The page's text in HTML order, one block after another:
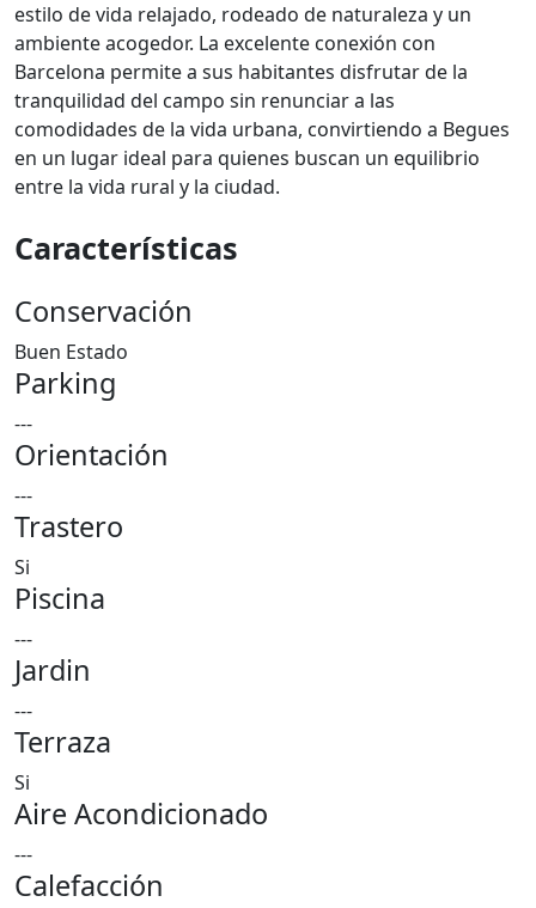
estilo de vida relajado, rodeado de naturaleza y un
ambiente acogedor. La excelente conexión con
Barcelona permite a sus habitantes disfrutar de la
tranquilidad del campo sin renunciar a las
comodidades de la vida urbana, convirtiendo a Begues
en un lugar ideal para quienes buscan un equilibrio
entre la vida rural y la ciudad.
Características
Conservación
Buen Estado
Parking
---
Orientación
---
Trastero
Si
Piscina
---
Jardin
---
Terraza
Si
Aire Acondicionado
---
Calefacción